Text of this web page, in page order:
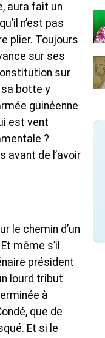
aura fait un
n’est pas
plier. Toujours
sur ses
sur
botte y
guinéenne
est vent
?
avant de l’avoir
le chemin d’un
même s’il
président
lourd tribut
à
que de
Et si le